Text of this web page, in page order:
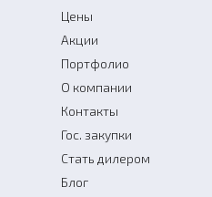
Цены
Акции
Портфолио
О компании
Контакты
Гос. закупки
Стать дилером
Блог